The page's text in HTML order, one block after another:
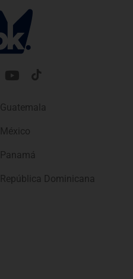
Guatemala
México
Panamá
República Dominicana